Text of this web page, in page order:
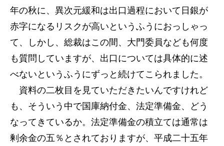
年の秋に、異次元緩和は出口過程において日銀が
赤字になるリスクが高いというふうにおっしゃっ
て、しかし、総裁はこの間、大門委員なども何度
も質問していますが、出口については具体的に述
べないというふうにずっと続けてこられました。
資料の二枚目を見ていただきたいんですけれど
も、そういう中で国庫納付金、法定準備金、どう
なってきているか。法定準備金の積立ては通常は
剰余金の五％とされておりますが、平成二十五年